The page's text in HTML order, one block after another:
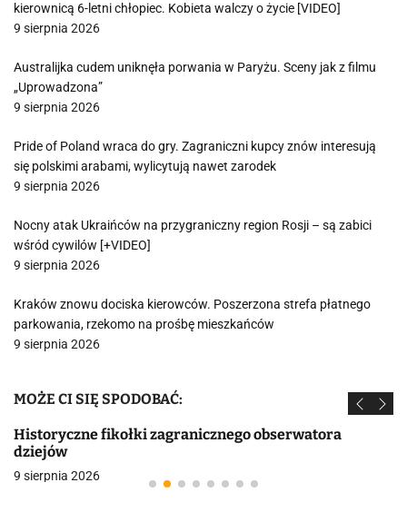
kierownicą 6-letni chłopiec. Kobieta walczy o życie [VIDEO]
9 sierpnia 2026
Australijka cudem uniknęła porwania w Paryżu. Sceny jak z filmu
„Uprowadzona”
9 sierpnia 2026
Pride of Poland wraca do gry. Zagraniczni kupcy znów interesują
się polskimi arabami, wylicytują nawet zarodek
9 sierpnia 2026
Nocny atak Ukraińców na przygraniczny region Rosji – są zabici
wśród cywilów [+VIDEO]
9 sierpnia 2026
Kraków znowu dociska kierowców. Poszerzona strefa płatnego
parkowania, rzekomo na prośbę mieszkańców
9 sierpnia 2026
MOŻE CI SIĘ SPODOBAĆ:
Historyczne fikołki zagranicznego obserwatora
dziejów
9 sierpnia 2026